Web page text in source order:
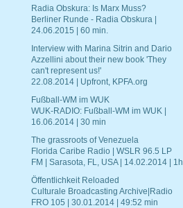
Radia Obskura: Is Marx Muss?
Berliner Runde - Radia Obskura |
24.06.2015 | 60 min.
Interview with Marina Sitrin and Dario
Azzellini about their new book 'They
can't represent us!'
22.08.2014 | Upfront, KPFA.org
Fußball-WM im WUK
WUK-RADIO: Fußball-WM im WUK |
16.06.2014 | 30 min
The grassroots of Venezuela
Florida Caribe Radio | WSLR 96.5 LP
FM | Sarasota, FL, USA | 14.02.2014 | 1h
Öffentlichkeit Reloaded
Culturale Broadcasting Archive|Radio
FRO 105 | 30.01.2014 | 49:52 min